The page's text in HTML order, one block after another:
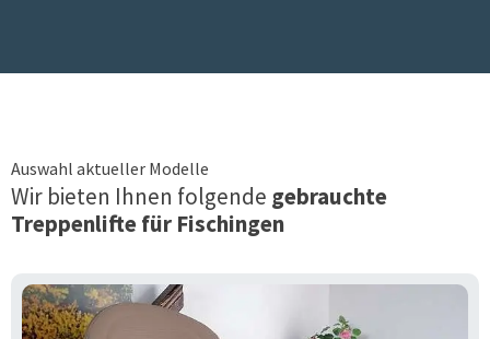
Auswahl aktueller Modelle
Wir bieten Ihnen folgende gebrauchte
Treppenlifte für Fischingen